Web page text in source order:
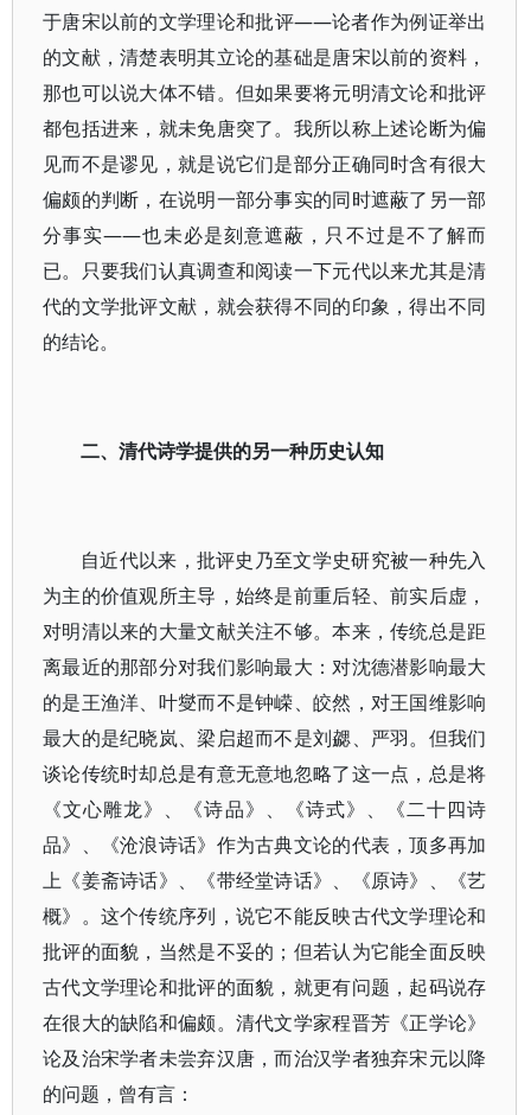
于唐宋以前的文学理论和批评——论者作为例证举出
的文献，清楚表明其立论的基础是唐宋以前的资料，
那也可以说大体不错。但如果要将元明清文论和批评
都包括进来，就未免唐突了。我所以称上述论断为偏
见而不是谬见，就是说它们是部分正确同时含有很大
偏颇的判断，在说明一部分事实的同时遮蔽了另一部
分事实——也未必是刻意遮蔽，只不过是不了解而
已。只要我们认真调查和阅读一下元代以来尤其是清
代的文学批评文献，就会获得不同的印象，得出不同
的结论。
二、清代诗学提供的另一种历史认知
自近代以来，批评史乃至文学史研究被一种先入
为主的价值观所主导，始终是前重后轻、前实后虚，
对明清以来的大量文献关注不够。本来，传统总是距
离最近的那部分对我们影响最大：对沈德潜影响最大
的是王渔洋、叶燮而不是钟嵘、皎然，对王国维影响
最大的是纪晓岚、梁启超而不是刘勰、严羽。但我们
谈论传统时却总是有意无意地忽略了这一点，总是将
《文心雕龙》、《诗品》、《诗式》、《二十四诗
品》、《沧浪诗话》作为古典文论的代表，顶多再加
上《姜斋诗话》、《带经堂诗话》、《原诗》、《艺
概》。这个传统序列，说它不能反映古代文学理论和
批评的面貌，当然是不妥的；但若认为它能全面反映
古代文学理论和批评的面貌，就更有问题，起码说存
在很大的缺陷和偏颇。清代文学家程晋芳《正学论》
论及治宋学者未尝弃汉唐，而治汉学者独弃宋元以降
的问题，曾有言：